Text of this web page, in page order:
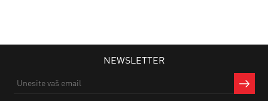
NEWSLETTER